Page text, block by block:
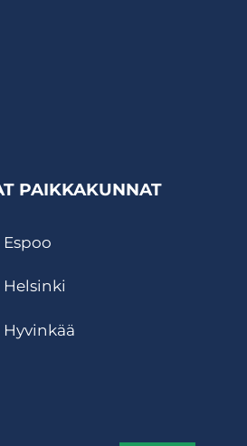
PAIKKAKUNNAT